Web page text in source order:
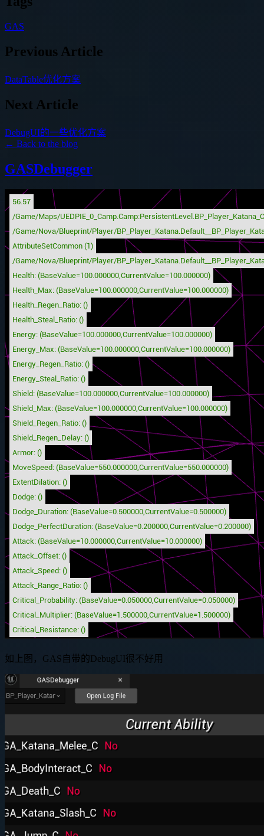
GAS
Previous Article
DataTable优化方案
Next Article
DebugUI的一些优化方案
← Back to the blog
GASDebugger
如上图，GAS自带的DebugUI很不好用